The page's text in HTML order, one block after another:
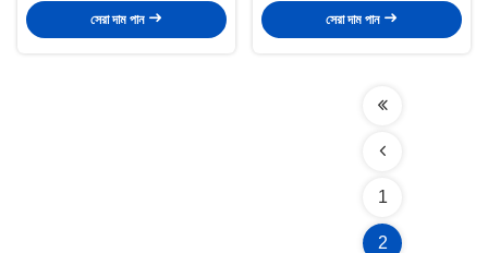
সেরা দাম পান সেরা দাম পান
1
2